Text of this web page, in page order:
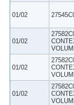
01/02
01/02
01/02
01/02